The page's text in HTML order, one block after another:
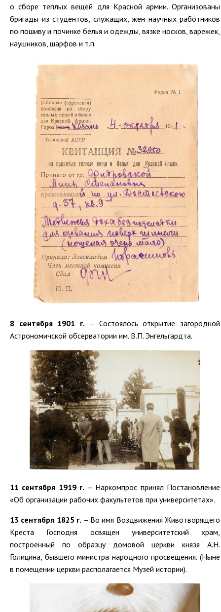
о сборе теплых вещей для Красной армии. Организованы
бригады из студентов, служащих, жен научных работников
по пошиву и починке белья и одежды, вязке носков, варежек,
наушников, шарфов и т.п.
8 сентября 1901 г. – Состоялось открытие загородной
Астрономичской обсерватории им. В.П. Энгельгардта.
11 сентября 1919 г. – Наркомпрос принял Постановление
«Об организации рабочих факультетов при университетах».
13 сентября 1825 г. – Во имя Воздвижения Животворящего
Креста Господня освящен университетский храм,
построенный по образцу домовой церкви князя А.Н.
Голицина, бывшего министра народного просвещения. (Ныне
в помещении церкви располагается Музей истории).